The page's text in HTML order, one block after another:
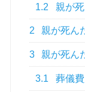
1.2 親が
2 親が死ん
3 親が死ん
3.1 葬儀